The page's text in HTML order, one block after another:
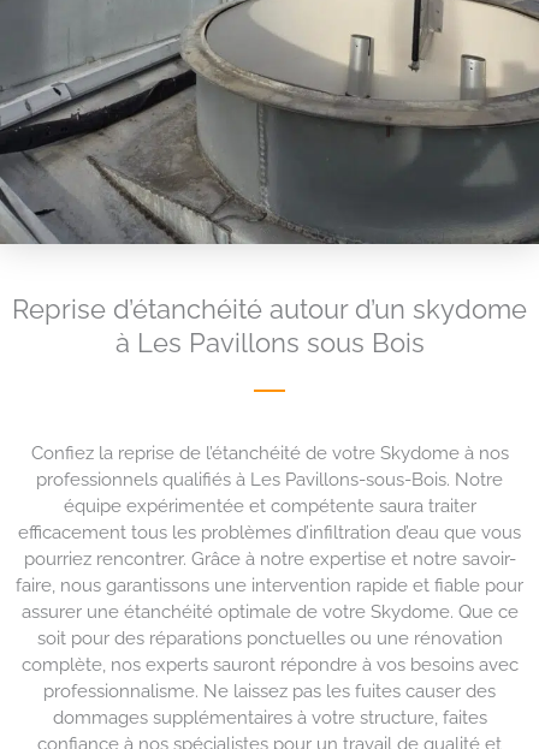
Reprise d’étanchéité autour d’un skydome
à Les Pavillons sous Bois
Confiez la reprise de l’étanchéité de votre Skydome à nos
professionnels qualifiés à Les Pavillons-sous-Bois. Notre
équipe expérimentée et compétente saura traiter
efficacement tous les problèmes d’infiltration d’eau que vous
pourriez rencontrer. Grâce à notre expertise et notre savoir-
faire, nous garantissons une intervention rapide et fiable pour
assurer une étanchéité optimale de votre Skydome. Que ce
soit pour des réparations ponctuelles ou une rénovation
complète, nos experts sauront répondre à vos besoins avec
professionnalisme. Ne laissez pas les fuites causer des
dommages supplémentaires à votre structure, faites
confiance à nos spécialistes pour un travail de qualité et